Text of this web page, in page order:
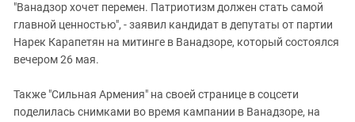
"Ванадзор хочет перемен. Патриотизм должен стать самой
главной ценностью", - заявил кандидат в депутаты от партии
Нарек Карапетян на митинге в Ванадзоре, который состоялся
вечером 26 мая.
Также "Сильная Армения" на своей странице в соцсети
поделилась снимками во время кампании в Ванадзоре, на